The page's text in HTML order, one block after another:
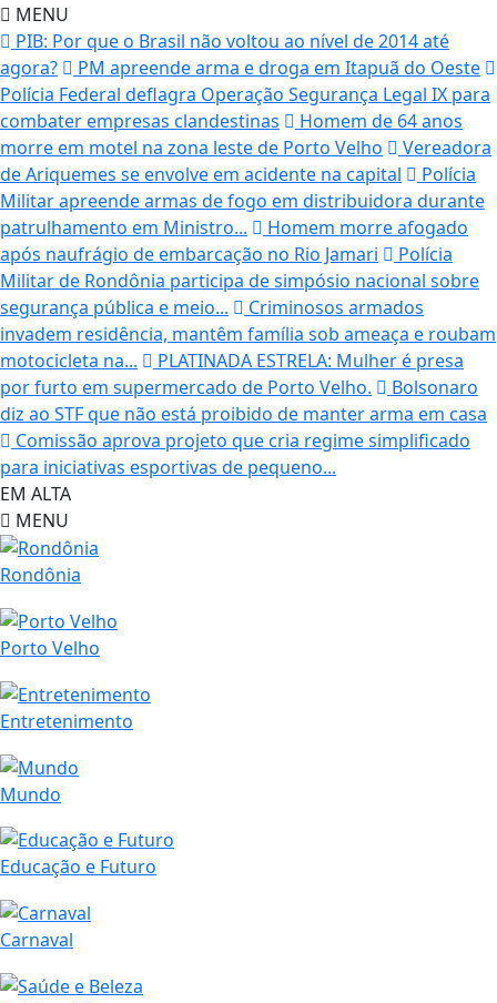
MENU
PIB: Por que o Brasil não voltou ao nível de 2014 até
agora?
PM apreende arma e droga em Itapuã do Oeste
Polícia Federal deflagra Operação Segurança Legal IX para
combater empresas clandestinas
Homem de 64 anos
morre em motel na zona leste de Porto Velho
Vereadora
de Ariquemes se envolve em acidente na capital
Polícia
Militar apreende armas de fogo em distribuidora durante
patrulhamento em Ministro...
Homem morre afogado
após naufrágio de embarcação no Rio Jamari
Polícia
Militar de Rondônia participa de simpósio nacional sobre
segurança pública e meio...
Criminosos armados
invadem residência, mantêm família sob ameaça e roubam
motocicleta na...
PLATINADA ESTRELA: Mulher é presa
por furto em supermercado de Porto Velho.
Bolsonaro
diz ao STF que não está proibido de manter arma em casa
Comissão aprova projeto que cria regime simplificado
para iniciativas esportivas de pequeno...
EM ALTA
MENU
Rondônia
Porto Velho
Entretenimento
Mundo
Educação e Futuro
Carnaval